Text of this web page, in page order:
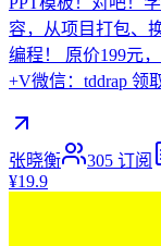
容，从项目打包、
编程！ 原价199元
+V微信：tddrap 领
张晓衡 305 订阅
¥19.9